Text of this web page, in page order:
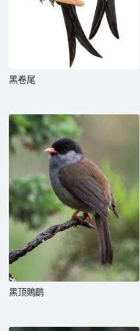
黑卷尾
黑顶鵙鹛